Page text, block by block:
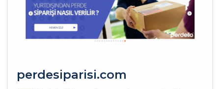
perdesiparisi.com